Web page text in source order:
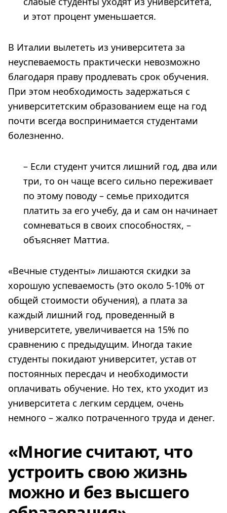
и этот процент уменьшается.
В Италии вылететь из университета за
неуспеваемость практически невозможно
благодаря праву продлевать срок обучения.
При этом необходимость задержаться с
университетским образованием еще на год
почти всегда воспринимается студентами
болезненно.
– Если студент учится лишний год, два или
три, то он чаще всего сильно переживает
по этому поводу – семье приходится
платить за его учебу, да и сам он начинает
сомневаться в своих способностях, –
объясняет Маттиа.
«Вечные студенты» лишаются скидки за
хорошую успеваемость (это около 5-10% от
общей стоимости обучения), а плата за
каждый лишний год, проведенный в
университете, увеличивается на 15% по
сравнению с предыдущим. Иногда такие
студенты покидают университет, устав от
постоянных пересдач и необходимости
оплачивать обучение. Но тех, кто уходит из
университета с легким сердцем, очень
немного – жалко потраченного труда и денег.
«Многие считают, что
устроить свою жизнь
можно и без высшего